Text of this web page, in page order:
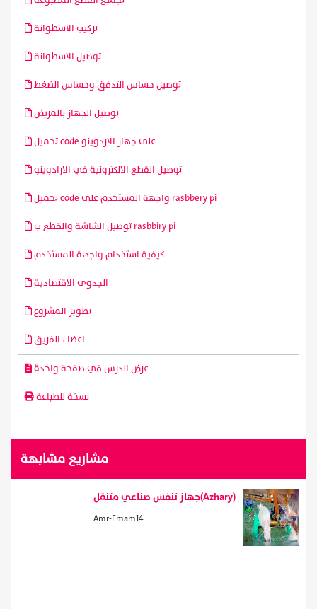
تركيب الاسطوانة
توصيل الاسطوانة
توصيل حساس التدفق وحساس الضغط
توصيل الجهاز بالمريض
تحميل code على جهاز الاردوينو
توصيل القطع الالكترونية في الارادوينو
تحميل code واجهة المستخدم على rasbbery pi
توصيل الشاشة والقطع ب rasbbiry pi
كيفية استخدام واجهة المستخدم
الجدوى الاقتصادية
تطوير المشروع
اعضاء الفريق
عرض الدرس في صفحة واحدة
نسخة للطباعة
مشاريع مشابهة
جهاز تنفس صناعي متنقل(Azhary)
Amr-Emam14